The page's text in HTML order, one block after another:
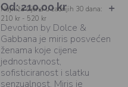
ukupno 5 (
korisnika)
Od:210,00kr
Najniža cijena u zadnjih 30 dana:
210 kr - 520 kr
Devotion by Dolce &
Gabbana je miris posvećen
ženama koje cijene
jednostavnost,
sofisticiranost i slatku
senzualnost. Miris je